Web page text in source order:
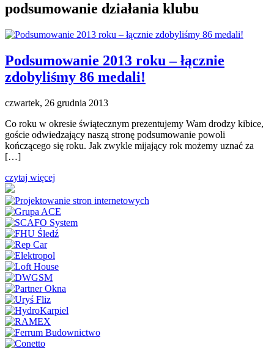
podsumowanie działania klubu
Podsumowanie 2013 roku – łącznie
zdobyliśmy 86 medali!
czwartek, 26 grudnia 2013
Co roku w okresie świątecznym prezentujemy Wam drodzy kibice,
goście odwiedzający naszą stronę podsumowanie powoli
kończącego się roku. Jak zwykle mijający rok możemy uznać za
[…]
czytaj więcej